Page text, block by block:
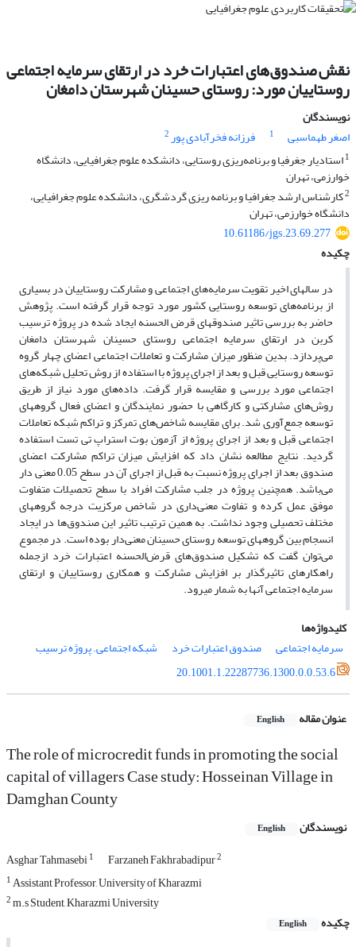
نقش صندوق‌های اعتبارات خرد در ارتقای سرمایه اجتماعی
روستاییان مورد: روستای حسینان شهرستان دامغان
نویسندگان
اصغر طهماسبی
1 فرزانه فخرآبادی پور2
1استادیار جغرفیا و برنامه‌ریزی روستایی، دانشکده علوم جغرافیایی، دانشگاه
خوارزمی، تهران
2کارشناس ارشد جغرافیا و برنامه ریزی گردشگری، دانشکده علوم جغرافیایی،
دانشگاه خوارزمی، تهران
10.61186/jgs.23.69.277
چکیده
در سالهای اخیر تقویت سرمایه‌های اجتماعی و مشارکت روستاییان در بسیاری
از برنامه‌های توسعه روستایی کشور مورد توجه قرار گرفته است. پژوهش
حاضر به بررسی تاثیر صندوق­های قرض الحسنه ایجاد شده در پروژه ترسیب
کربن در ارتقای سرمایه‌ اجتماعی روستای حسینان شهرستان دامغان
می‌پردازد. بدین ‌منظور میزان مشارکت و تعاملات اجتماعی اعضای چهار گروه
توسعه روستایی قبل و بعد از اجرای پروژه با استفاده از روش تحلیل شبکه‌های
اجتماعی مورد بررسی و مقایسه قرار گرفت. داده‌های مورد نیاز از طریق
روش‌های مشارکتی و کارگاهی با حضور نمایندگان و اعضای فعال گروههای
توسعه جمع‌آوری شد. برای مقایسه شاخص‌های تمرکز و تراکم شبکه تعاملات
اجتماعی قبل و بعد از اجرای پروژه از آزمون بوت استراپ تی تست استفاده
گردید. نتایج مطالعه نشان داد که افزایش میزان تراکم مشارکت اعضای
صندوق بعد از اجرای پروژه نسبت به قبل از اجرای آن در سطح 0.05 معنی دار
می‌باشد. همچنین پروژه در جلب مشارکت افراد با سطح تحصیلات متفاوت
موفق عمل کرده و تفاوت معنی‌داری در شاخص مرکزیت درجه گروههای
مختلف تحصیلی وجود نداشت. به همین ترتیب تاثیر این صندوق‌ها در ایجاد
انسجام بین گروه­های توسعه روستای حسینان معنی‌دار بوده است. در مجموع
می‌توان گفت که تشکیل صندوق‌های قرض‌الحسنه اعتبارات خرد ازجمله
راهکارهای تاثیرگذار بر افزایش مشارکت و همکاری روستاییان و ارتقای
سرمایه اجتماعی آنها به شمار می­رود.
کلیدواژه‌ها
سرمایه اجتماعی
صندوق اعتبارات خرد
شبکه اجتماعی. پروژه ترسیب
20.1001.1.22287736.1300.0.0.53.6
عنوان مقاله English
The role of microcredit funds in promoting the social
capital of villagers Case study: Hosseinan Village in
Damghan County
نویسندگان English
Asghar Tahmasebi1 Farzaneh Fakhrabadipur2
1Assistant Professor, University of Kharazmi
2m.s Student, Kharazmi University
چکیده
English